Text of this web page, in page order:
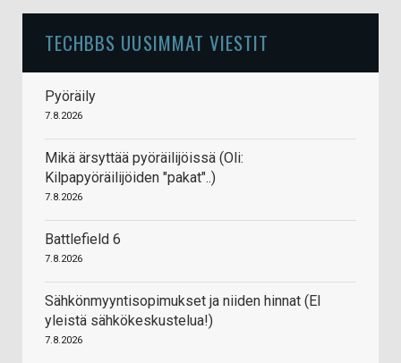
TECHBBS UUSIMMAT VIESTIT
Pyöräily
7.8.2026
Mikä ärsyttää pyöräilijöissä (Oli:
Kilpapyöräilijöiden "pakat"..)
7.8.2026
Battlefield 6
7.8.2026
Sähkönmyyntisopimukset ja niiden hinnat (EI
yleistä sähkökeskustelua!)
7.8.2026